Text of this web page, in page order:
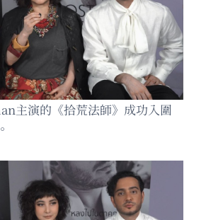
主演的《拾荒法師》成功入圍